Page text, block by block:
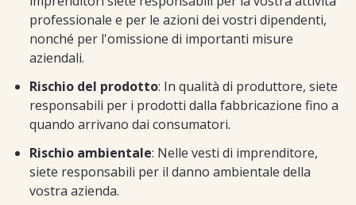
professionale e per le azioni dei vostri dipendenti,
nonché per l'omissione di importanti misure
aziendali.
Rischio del prodotto: In qualità di produttore, siete
responsabili per i prodotti dalla fabbricazione fino a
quando arrivano dai consumatori.
Rischio ambientale: Nelle vesti di imprenditore,
siete responsabili per il danno ambientale della
vostra azienda.